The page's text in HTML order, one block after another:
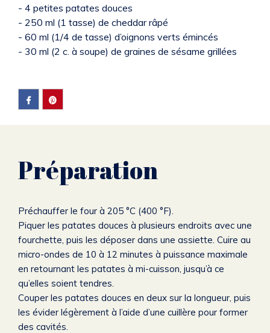
- 4 petites patates douces
- 250 ml (1 tasse) de cheddar râpé
- 60 ml (1/4 de tasse) d’oignons verts émincés
- 30 ml (2 c. à soupe) de graines de sésame grillées
Préparation
Préchauffer le four à 205 °C (400 °F).
Piquer les patates douces à plusieurs endroits avec une
fourchette, puis les déposer dans une assiette. Cuire au
micro-ondes de 10 à 12 minutes à puissance maximale
en retournant les patates à mi-cuisson, jusqu’à ce
qu’elles soient tendres.
Couper les patates douces en deux sur la longueur, puis
les évider légèrement à l’aide d’une cuillère pour former
des cavités.